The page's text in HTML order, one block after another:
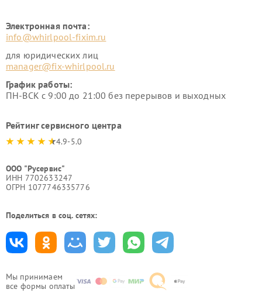
Мы принимаем
все формы оплаты
Электронная почта:
info@whirlpool-fixim.ru
для юридических лиц
manager@fix-whirlpool.ru
График работы:
ПН-ВСК с 9:00 до 21:00 без перерывов и выходных
Рейтинг сервисного центра
4.9-5.0
ООО "Русервис"
ИНН 7702633247
ОГРН 1077746335776
Поделиться в соц. сетях: